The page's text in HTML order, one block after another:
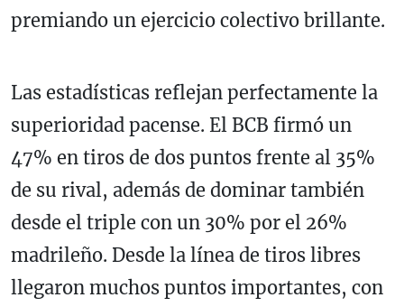
premiando un ejercicio colectivo brillante.
Las estadísticas reflejan perfectamente la
superioridad pacense. El BCB firmó un
47% en tiros de dos puntos frente al 35%
de su rival, además de dominar también
desde el triple con un 30% por el 26%
madrileño. Desde la línea de tiros libres
llegaron muchos puntos importantes, con